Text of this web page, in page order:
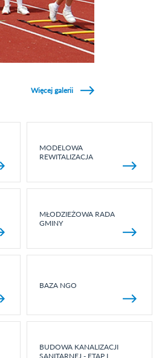
Więcej galerii
MODELOWA
REWITALIZACJA
MŁODZIEŻOWA RADA
GMINY
BAZA NGO
BUDOWA KANALIZACJI
SANITARNEJ - ETAP I